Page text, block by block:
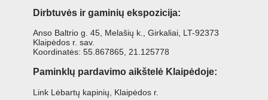
Dirbtuvės ir gaminių ekspozicija:
Anso Baltrio g. 45, Melašių k., Girkaliai, LT-92373
Klaipėdos r. sav.
Koordinatės: 55.867865, 21.125778
Paminklų pardavimo aikštelė Klaipėdoje:
Link Lėbartų kapinių, Klaipėdos r.